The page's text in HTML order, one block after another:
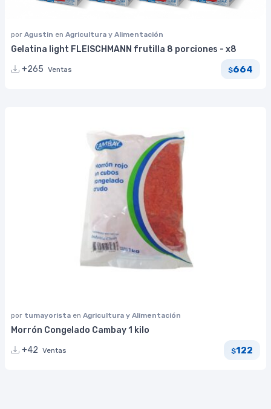
por Agustin en Agricultura y Alimentación
Gelatina light FLEISCHMANN frutilla 8 porciones - x8
+265 Ventas $664
por tumayorista en Agricultura y Alimentación
Morrón Congelado Cambay 1 kilo
+42 Ventas $122